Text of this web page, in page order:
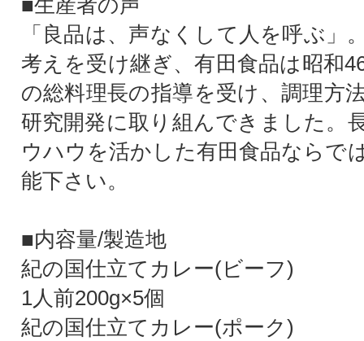
■生産者の声
「良品は、声なくして人を呼ぶ」
考えを受け継ぎ、有田食品は昭和
の総料理長の指導を受け、調理方
研究開発に取り組んできました。
ウハウを活かした有田食品ならで
能下さい。
■内容量/製造地
紀の国仕立てカレー(ビーフ)
1人前200g×5個
紀の国仕立てカレー(ポーク)